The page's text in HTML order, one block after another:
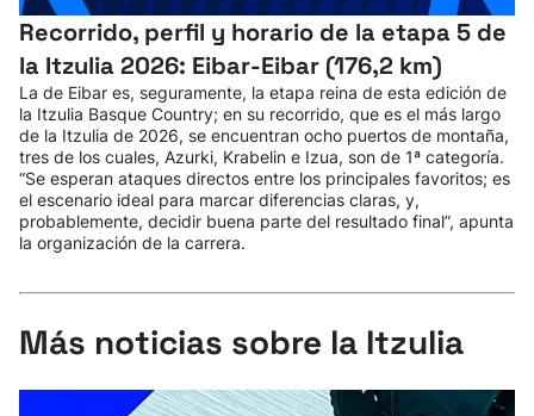
Recorrido, perfil y horario de la etapa 5 de
la Itzulia 2026: Eibar-Eibar (176,2 km)
La de Eibar es, seguramente, la etapa reina de esta edición de
la Itzulia Basque Country; en su recorrido, que es el más largo
de la Itzulia de 2026, se encuentran ocho puertos de montaña,
tres de los cuales, Azurki, Krabelin e Izua, son de 1ª categoría.
“Se esperan ataques directos entre los principales favoritos; es
el escenario ideal para marcar diferencias claras, y,
probablemente, decidir buena parte del resultado final”, apunta
la organización de la carrera.
Más noticias sobre la Itzulia